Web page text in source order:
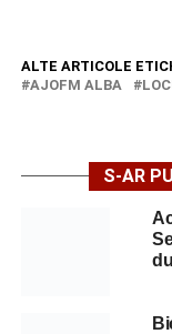
ALTE ARTICOLE
AJOFM ALBA
S-AR